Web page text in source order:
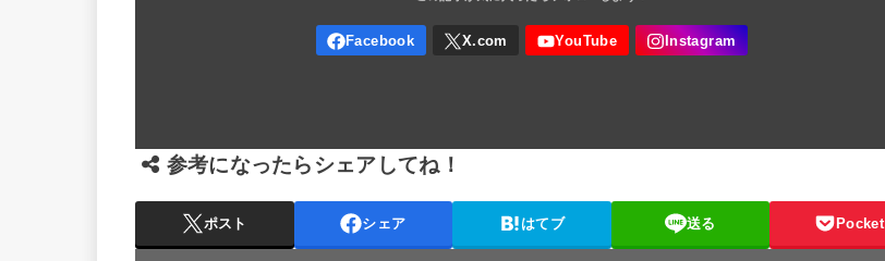
参考になったらシェアしてね！
ポスト シェア はてブ 送る Pocket